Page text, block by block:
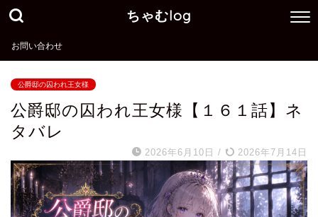
ちゃむlog
お問い合わせ
公爵邸の囚われ王女様
公爵邸の囚われ王女様【１６１話】ネ
タバレ
2026年6月10日 / 2026年7月14日